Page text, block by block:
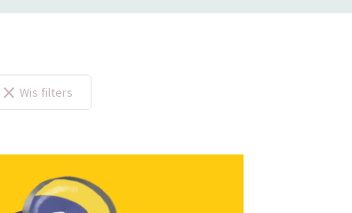
× Wis filters